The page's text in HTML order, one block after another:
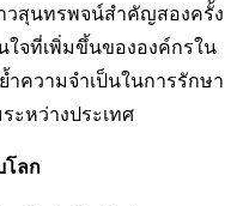
สุนทรพจน์สำคัญสองครั้ง
จที่เพิ่มขึ้นขององค์กรใน
วามจำเป็นในการรักษา
ะหว่างประเทศ
โลก